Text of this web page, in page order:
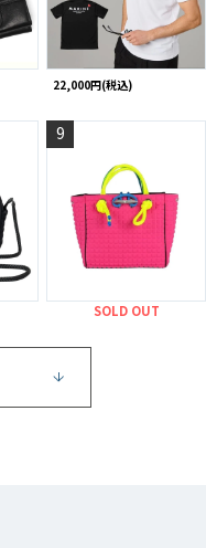
22,000円(税込)
9
SOLD OUT